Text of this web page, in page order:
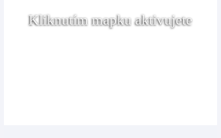
Kliknutím mapku aktivujete